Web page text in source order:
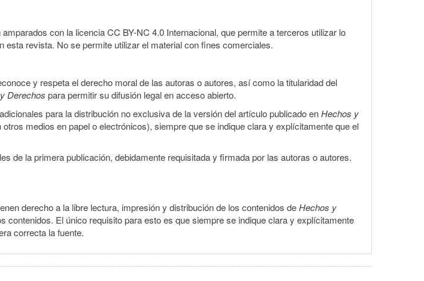
con la licencia CC BY-NC 4.0 Internacional, que permite a terceros utilizar lo
revista. No se permite utilizar el material con fines comerciales.
y respeta el derecho moral de las autoras o autores, así como la titularidad del
Derechos para permitir su difusión legal en acceso abierto.
para la distribución no exclusiva de la versión del artículo publicado enHechos y
medios en papel o electrónicos), siempre que se indique clara y explícitamente que el
de la primera publicación, debidamente requisitada y firmada por las autoras o autores.
derecho a la libre lectura, impresión y distribución de los contenidos deHechos y
contenidos. El único requisito para esto es que siempre se indique clara y explícitamente
correcta la fuente.